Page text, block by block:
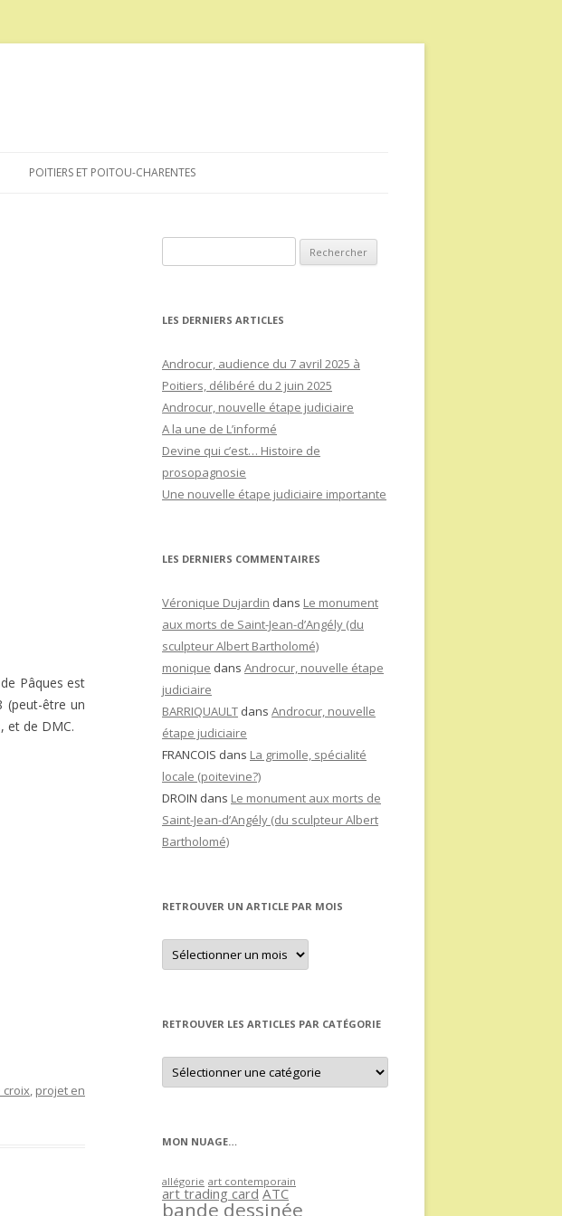
POITIERS ET POITOU-CHARENTES
Pâques est
(peut-être un
et de DMC.
croix, projet en
LES DERNIERS ARTICLES
Androcur, audience du 7 avril 2025 à
Poitiers, délibéré du 2 juin 2025
Androcur, nouvelle étape judiciaire
A la une de L’informé
Devine qui c’est… Histoire de
prosopagnosie
Une nouvelle étape judiciaire importante
LES DERNIERS COMMENTAIRES
Véronique Dujardin dans Le monument
aux morts de Saint-Jean-d’Angély (du
sculpteur Albert Bartholomé)
monique dans Androcur, nouvelle étape
judiciaire
BARRIQUAULT dans Androcur, nouvelle
étape judiciaire
FRANCOIS dans La grimolle, spécialité
locale (poitevine?)
DROIN dans Le monument aux morts de
Saint-Jean-d’Angély (du sculpteur Albert
Bartholomé)
RETROUVER UN ARTICLE PAR MOIS
Retrouver
un
article
RETROUVER LES ARTICLES PAR CATÉGORIE
Retrouver
les
articles
MON NUAGE…
allégorie art contemporain
art trading card ATC
bande dessinée